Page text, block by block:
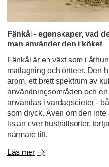
Fänkål - egenskaper, vad
man använder den i köket
Fänkål är en växt som i
matlagning och örtteer. Den
arom, ett brett spektrum av
användningsområden och
användas i vardagsdieter -
som dryck. Även om den
listan över hushållsörter,
närmare titt.
Läs mer